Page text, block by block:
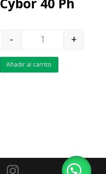
Cybor 40 Ph
Quantity
- +
Añadir al carrito